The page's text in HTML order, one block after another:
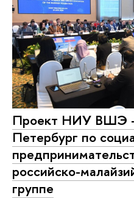
Проект НИУ ВШЭ
Петербург по
российско-
группе